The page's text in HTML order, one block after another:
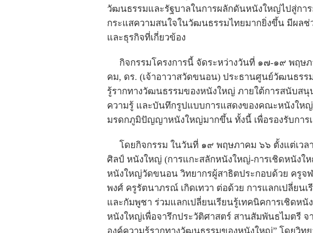
วัฒนธรรมและรัฐบาลในการผลักดันหนังใหญ่ไปสู่การ
กระแสความสนใจในวัฒนธรรมไทยมากยิ่งขึ้น มีผลช่
และธุรกิจที่เกี่ยวข้อง
กิจกรรมโครงการนี้ จัดระหว่างวันที่ ๑๗-๑๙ พฤษ
คม, ดร. (เจ้าอาวาสวัดขนอน) ประธานศูนย์วัฒนธร
รู้รากทางวัฒนธรรมของหนังใหญ่ ภายใต้การสนับส
ความรู้ และบันทึกรูปแบบการแสดงของคณะหนังให
มรดกภูมิปัญญาหนังใหญ่มากขึ้น ทั้งนี้ เพื่อรองรับการ
โดยกิจกรรม ในวันที่ ๑๙ พฤษภาคม ๖๖ ตั้งแต่เวล
ศิลป์ หนังใหญ่ (การแกะสลักหนังใหญ่-การเชิดหนัง
หนังใหญ่วัดขนอน วิทยากรผู้สาธิตประกอบด้วย ครูจ
พงศ์ ครูรัตนาภรณ์ เกิดเทวา ต่อด้วย การแลกเปลี่ย
และกัมพูชา ร่วมแลกเปลี่ยนเรียนรู้เทคนิคการเชิดห
หนังใหญ่เพื่อจารึกประวัติศาสตร์ สานสัมพันธไมตรี
องค์ความรู้รากทางวัฒนธรรมของหนังใหญ่” โดยวิ